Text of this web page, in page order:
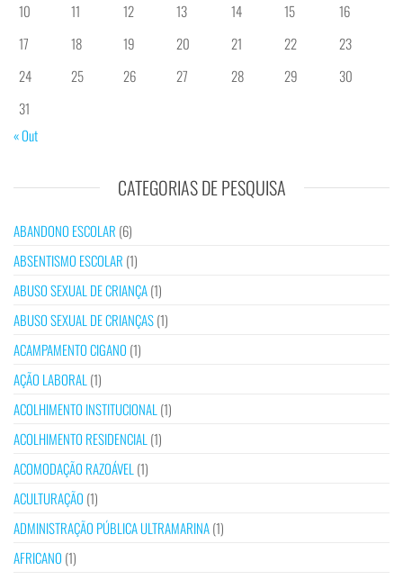
10
11 12 13 14 15
16
17
18 19 20 21 22
23
24
25 26 27 28 29
30
31
« Out
CATEGORIAS DE PESQUISA
ABANDONO ESCOLAR (6)
ABSENTISMO ESCOLAR (1)
ABUSO SEXUAL DE CRIANÇA(1)
ABUSO SEXUAL DE CRIANÇAS(1)
ACAMPAMENTO CIGANO (1)
AÇÃO LABORAL (1)
ACOLHIMENTO INSTITUCIONAL (1)
ACOLHIMENTO RESIDENCIAL (1)
ACOMODAÇÃO RAZOÁVEL (1)
ACULTURAÇÃO (1)
ADMINISTRAÇÃO PÚBLICA ULTRAMARINA(1)
AFRICANO (1)